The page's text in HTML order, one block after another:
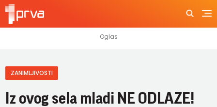
ZANIMLJIVOSTI
Iz ovog sela mladi NE ODLAZE!